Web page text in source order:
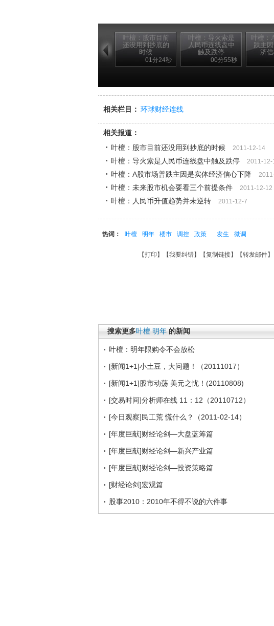
叶檀：股市目前
还没用到抄底的
时候
01分24秒
叶檀：导火索是
人民币连线盘中
触及跌停
00分55秒
叶檀：
跌主
济
相关栏目： 环球财经连线
相关报道：
叶檀：股市目前还没用到抄底的时候
2011-12-14
叶檀：导火索是人民币连线盘中触及跌停 2011-12-
叶檀：A股市场普跌主因是实体经济信心下降
叶檀：未来股市机会要看三个前提条件 2011-12-12
叶檀：人民币升值趋势并未逆转 2011-12-7
热词： 叶檀 明年 楼市 调控 政策 发生 微调
【打印 】【我要纠错】【复制链接】【转发邮件
搜索更多叶檀 明年 的新闻
叶檀：明年限购令不会放松
[新闻1+1]小土豆，大问题！（20111017）
[新闻1+1]股市动荡 美元之忧！(20110808)
[交易时间]分析师在线 11：12（20110712）
[今日观察]民工荒 慌什么？（2011-02-14）
[年度巨献]财经论剑—大盘蓝筹篇
[年度巨献]财经论剑—新兴产业篇
[年度巨献]财经论剑—投资策略篇
[财经论剑]宏观篇
股事2010：2010年不得不说的六件事